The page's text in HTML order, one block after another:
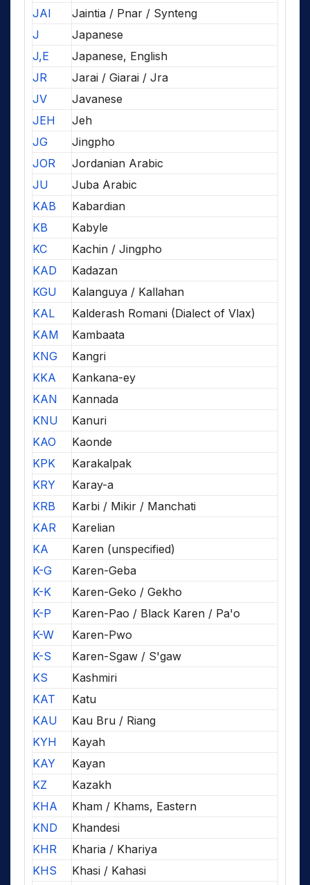
JAI
Jaintia / Pnar / Synteng
J
Japanese
J,E
Japanese, English
JR
Jarai / Giarai / Jra
JV
Javanese
JEH
Jeh
JG
Jingpho
JOR
Jordanian Arabic
JU
Juba Arabic
KAB
Kabardian
KB
Kabyle
KC
Kachin / Jingpho
KAD
Kadazan
KGU
Kalanguya / Kallahan
KAL
Kalderash Romani (Dialect of Vlax)
KAM
Kambaata
KNG
Kangri
KKA
Kankana-ey
KAN
Kannada
KNU
Kanuri
KAO
Kaonde
KPK
Karakalpak
KRY
Karay-a
KRB
Karbi / Mikir / Manchati
KAR
Karelian
KA
Karen (unspecified)
K-G
Karen-Geba
K-K
Karen-Geko / Gekho
K-P
Karen-Pao / Black Karen / Pa'o
K-W
Karen-Pwo
K-S
Karen-Sgaw / S'gaw
KS
Kashmiri
KAT
Katu
KAU
Kau Bru / Riang
KYH
Kayah
KAY
Kayan
KZ
Kazakh
KHA
Kham / Khams, Eastern
KND
Khandesi
KHR
Kharia / Khariya
KHS
Khasi / Kahasi